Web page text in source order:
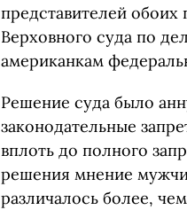
представителей
Верховного суда по
американкам
Решение суда было
законодательные
вплоть до полного
решения мнение
различалось более,